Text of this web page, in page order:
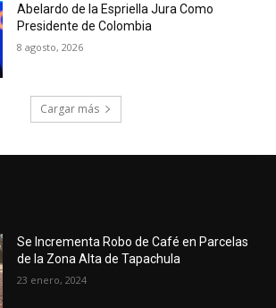
Abelardo de la Espriella Jura Como
Presidente de Colombia
8 agosto, 2026
Cargar más
Se Incrementa Robo de Café en Parcelas
de la Zona Alta de Tapachula
23 enero, 2024